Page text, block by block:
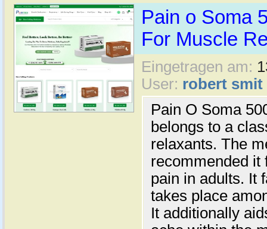
Pain o Soma
For Muscle
Eingetragen am:
User: robert smit
Pain O Soma
belongs to a
relaxants. The
recommended it
pain in adults. It
takes place
It additionally